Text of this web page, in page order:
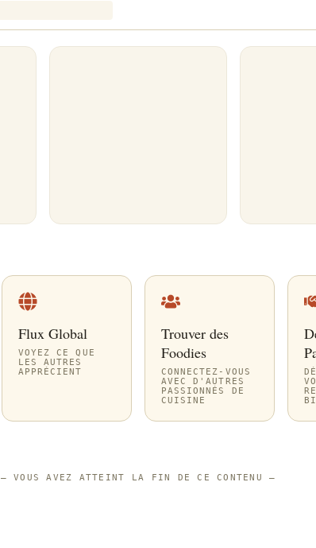
Flux Global
VOYEZ CE QUE
LES AUTRES
APPRÉCIENT
Trouver des
Foodies
CONNECTEZ-VOUS
AVEC D'AUTRES
PASSIONNÉS DE
CUISINE
—VOUS AVEZ ATTEINT LA FIN DE CE CONTENU —